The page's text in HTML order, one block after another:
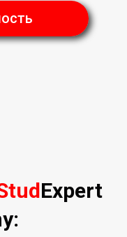
Expert